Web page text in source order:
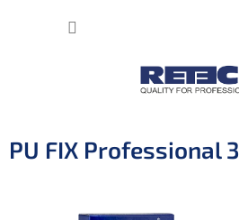
PU FIX Professional 3